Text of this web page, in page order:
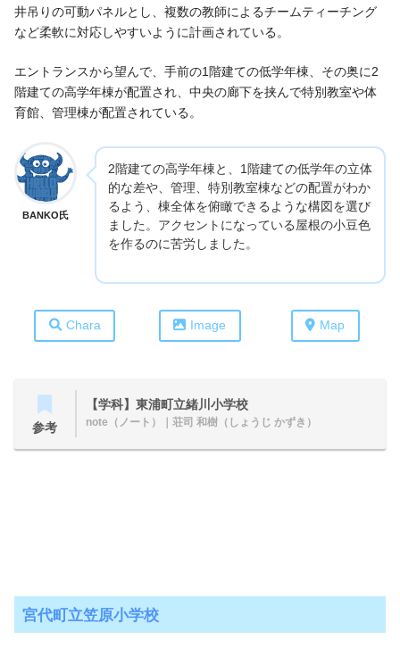
井吊りの可動パネルとし、複数の教師によるチームティーチング
など柔軟に対応しやすいように計画されている。
エントランスから望んで、手前の1階建ての低学年棟、その奥に2
階建ての高学年棟が配置され、中央の廊下を挟んで特別教室や体
育館、管理棟が配置されている。
BANKO氏
2階建ての高学年棟と、1階建ての低学年の立体
的な差や、管理、特別教室棟などの配置がわか
るよう、棟全体を俯瞰できるような構図を選び
ました。アクセントになっている屋根の小豆色
を作るのに苦労しました。
Chara Image Map
参考
【学科】東浦町立緒川小学校
note（ノート） ｜荘司 和樹（しょうじ かずき）
宮代町立笠原小学校